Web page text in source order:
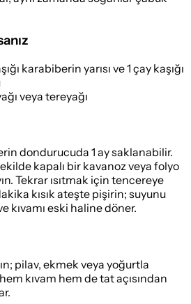
karabiberin yarısı ve 1 çay kaşığı
veya tereyağı
dondurucuda 1 ay saklanabilir.
kapalı bir kavanoz veya folyo
Tekrar ısıtmak için tencereye
kısık ateşte pişirin; suyunu
kıvamı eski haline döner.
pilav, ekmek veya yoğurtla
kıvam hem de tat açısından